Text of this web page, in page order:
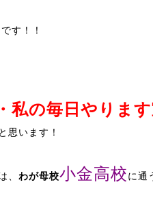
す！！
私の毎日やりま
思います！
、 わが母校小金高校に通